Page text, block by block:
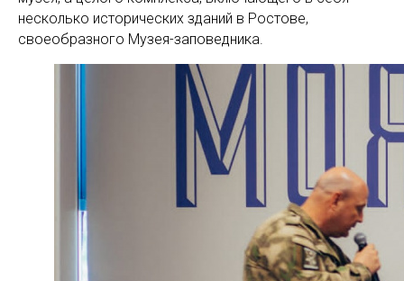
несколько исторических зданий в Ростове,
своеобразного Музея-заповедника.